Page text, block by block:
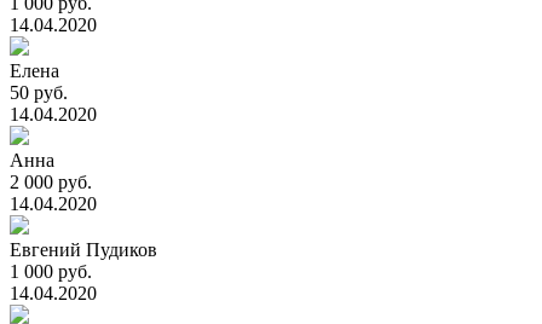
14.04.2020
Елена
50 руб.
14.04.2020
Анна
2 000 руб.
14.04.2020
Евгений Пудиков
1 000 руб.
14.04.2020